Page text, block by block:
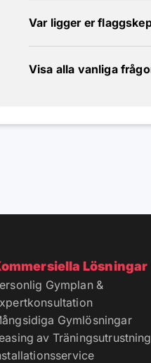
Var ligger er
Visa alla vanliga
Lösningar
Gymplan &
Gymlösningar
av Träningsutrustning